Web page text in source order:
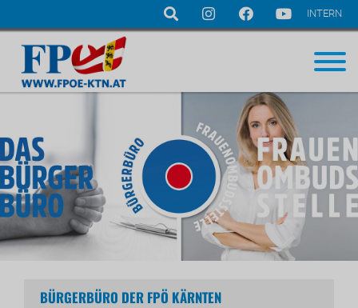
Navigation
INTERN
BÜRGERBÜRO DER FPÖ KÄRNTEN